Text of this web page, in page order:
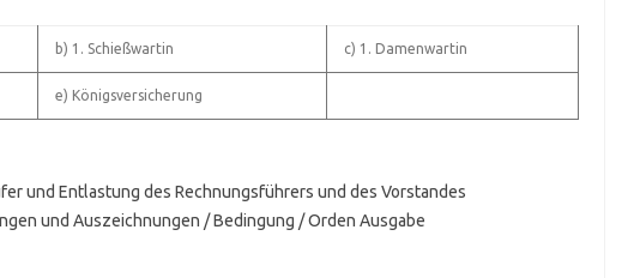
b) 1. Schießwartin c) 1. Damenwartin
e) Königsversicherung
und Entlastung des Rechnungsführers und des Vorstandes
und Auszeichnungen / Bedingung / Orden Ausgabe